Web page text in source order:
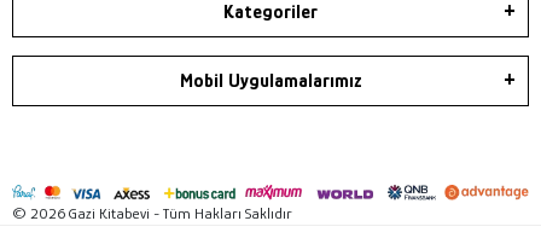
Kategoriler
Mobil Uygulamalarımız
© 2026 Gazi Kitabevi - Tüm Hakları Saklıdır